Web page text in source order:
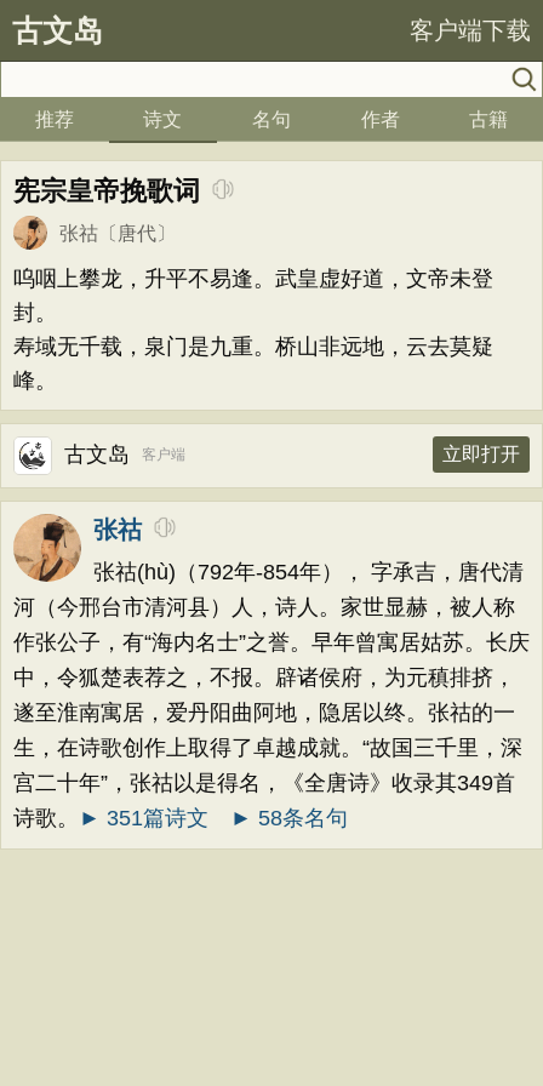
古文岛 客户端下载
推荐 诗文 名句 作者 古籍
宪宗皇帝挽歌词
张祜 〔唐代〕
呜咽上攀龙，升平不易逢。武皇虚好道，文帝未登
封。
寿域无千载，泉门是九重。桥山非远地，云去莫疑
峰。
古文岛 客户端 立即打开
张祜
张祜(hù)（792年-854年）， 字承吉，唐代清
河（今邢台市清河县）人，诗人。家世显赫，被人称
作张公子，有“海内名士”之誉。早年曾寓居姑苏。长庆
中，令狐楚表荐之，不报。辟诸侯府，为元稹排挤，
遂至淮南寓居，爱丹阳曲阿地，隐居以终。张祜的一
生，在诗歌创作上取得了卓越成就。“故国三千里，深
宫二十年”，张祜以是得名，《全唐诗》收录其349首
诗歌。
► 351篇诗文 ► 58条名句